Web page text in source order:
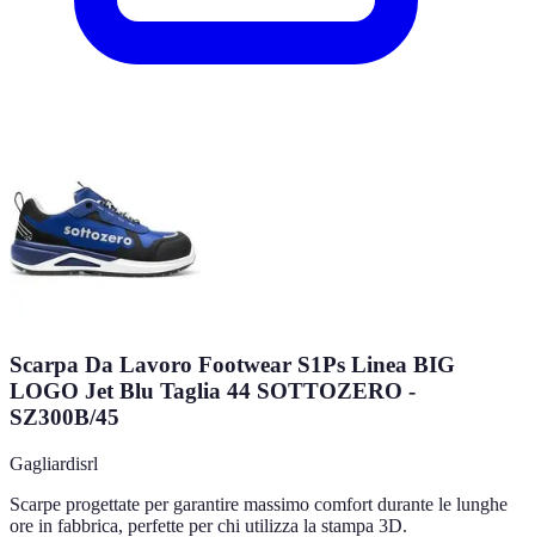
Scarpa Da Lavoro Footwear S1Ps Linea BIG
LOGO Jet Blu Taglia 44 SOTTOZERO -
SZ300B/45
Gagliardisrl
Scarpe progettate per garantire massimo comfort durante le lunghe
ore in fabbrica, perfette per chi utilizza la stampa 3D.